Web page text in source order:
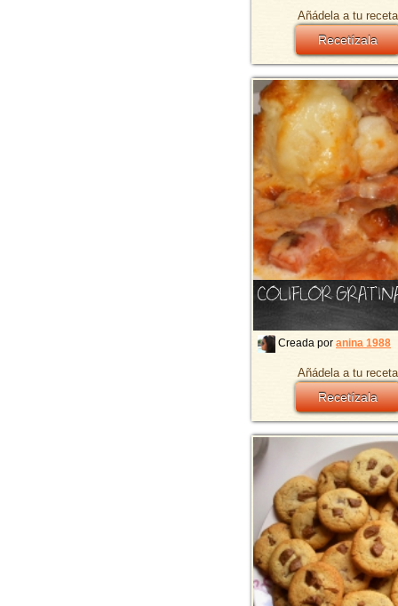
Añádela a tu
Recetízala
COLIFLOR
Creada por anina 1988
Añádela a tu
Recetízala